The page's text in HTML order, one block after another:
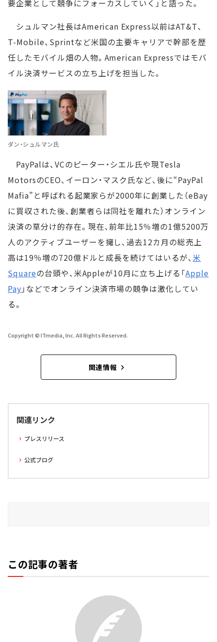
要企業として競争にフォーカスしていく」と語った。
シュルマン社長はAmerican Express以前はAT&T、
T-Mobile、Sprintなど米国の主要キャリアで幹部を歴
任したモバイル畑の人物。American Expressではモバ
イル決済サービスの立ち上げを担当した。
ダン・シュルマン氏
PayPalは、VCのピーター・シエル氏や現Tesla
MotorsのCEO、イーロン・マスク氏など、後に“PayPal
Mafia”と呼ばれる起業家らが2000年に創業した（eBay
に買収された後、創業者らは同社を離れた）オンライン
決済の草分け的存在。現在、前年比15％増の1億5200万
人のアクティブユーザーを擁し、過去12カ月の総売上
高は19％増の720億ドルと成長を続けてはいるが、 米
Squareの台頭や、米Appleが10月に立ち上げる「Apple
Pay 」などでオンライン決済市場の競争は激化してい
る。
Copyright © ITmedia, Inc. All Rights Reserved.
関連情報
関連リンク
プレスリリース
公式ブログ
この記事の著者